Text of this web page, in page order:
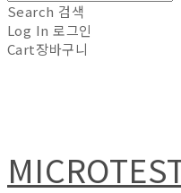
Search 검색
Log In 로그인
Cart장바구니